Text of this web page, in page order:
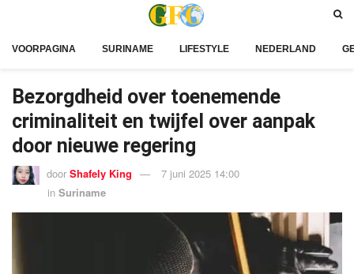
VOORPAGINA SURINAME LIFESTYLE NEDERLAND
Bezorgdheid over toenemende
criminaliteit en twijfel over aanpak
door nieuwe regering
door Shafely King
7 juni 2025 14:00
in Suriname